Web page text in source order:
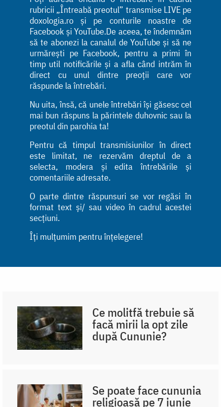
rubricii „Întreabă preotul” transmise LIVE pe
doxologia.ro și pe conturile noastre de
Facebook și YouTube.De aceea, te îndemnăm
să te abonezi la canalul de YouTube și să ne
urmărești pe Facebook, pentru a primi în
timp util notificările și a afla când intrăm în
direct cu unul dintre preoții care vor
răspunde la întrebări.
Nu uita, însă, că unele întrebări își găsesc cel
mai bun răspuns la părintele duhovnic sau la
preotul din parohia ta!
Pentru că timpul transmisiunilor în direct
este limitat, ne rezervăm dreptul de a
selecta, modera și edita întrebările și
comentariile adresate.
O parte dintre răspunsuri se vor regăsi în
format text și/ sau video în cadrul acestei
secțiuni.
Îți mulțumim pentru înțelegere!
Ce molitfă trebuie să
facă mirii la opt zile
după Cununie?
Se poate face cununia
religioasă pe 7 iunie